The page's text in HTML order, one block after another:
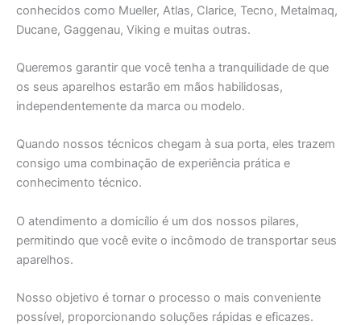
conhecidos como Mueller, Atlas, Clarice, Tecno, Metalmaq,
Ducane, Gaggenau, Viking e muitas outras.
Queremos garantir que você tenha a tranquilidade de que
os seus aparelhos estarão em mãos habilidosas,
independentemente da marca ou modelo.
Quando nossos técnicos chegam à sua porta, eles trazem
consigo uma combinação de experiência prática e
conhecimento técnico.
O atendimento a domicílio é um dos nossos pilares,
permitindo que você evite o incômodo de transportar seus
aparelhos.
Nosso objetivo é tornar o processo o mais conveniente
possível, proporcionando soluções rápidas e eficazes.